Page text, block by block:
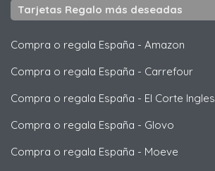
Tarjetas Regalo más deseadas
Compra o regala España - Amazon
Compra o regala España - Carrefour
Compra o regala España - El Corte Ingles
Compra o regala España - Glovo
Compra o regala España - Moeve